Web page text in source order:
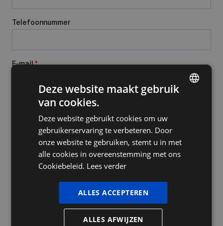
Telefoonnummer
E-mail*
Onderwerp*
*
Deze website maakt gebruik
van cookies.
Deze website gebruikt cookies om uw
gebruikerservaring te verbeteren. Door
onze website te gebruiken, stemt u in met
alle cookies in overeenstemming met ons
Cookiebeleid. Lees verder
ALLES ACCEPTEREN
ALLES AFWIJZEN